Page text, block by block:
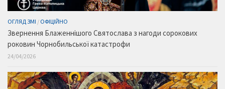
ОГЛЯД ЗМІ / ОФІЦІЙНО
Звернення Блаженнішого Святослава з нагоди сорокових
роковин Чорнобильської катастрофи
24/04/2026